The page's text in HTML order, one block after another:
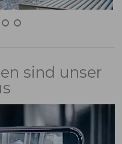
sind unser